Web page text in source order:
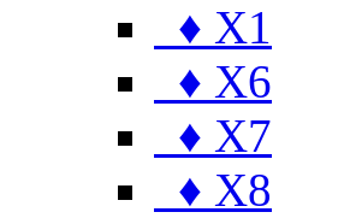
♦ X1
♦ X6
♦ X7
♦ X8